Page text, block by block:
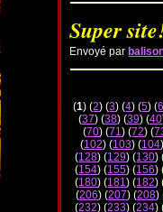
Super
Envoyé par
(1) (2) (3) (4) (5) (
(37) (38) (39) (40
(70) (71) (72) (
(102) (103) (104
(128) (129) (130)
(154) (155) (156)
(180) (181) (182)
(206) (207) (208)
(232) (233) (234)